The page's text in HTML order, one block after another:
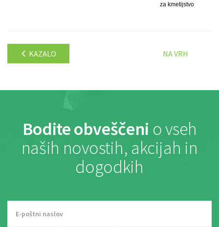
za kmetijstvo
KAZALO NA VRH
Bodite obveščeni o vseh
naših novostih, akcijah in
dogodkih